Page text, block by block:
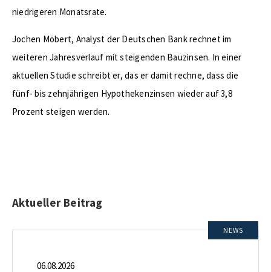
niedrigeren Monatsrate.
Jochen Möbert, Analyst der Deutschen Bank rechnet im
weiteren Jahresverlauf mit steigenden Bauzinsen. In einer
aktuellen Studie schreibt er, das er damit rechne, dass die
fünf- bis zehnjährigen Hypothekenzinsen wieder auf 3,8
Prozent steigen werden.
Aktueller Beitrag
NEWS
06.08.2026